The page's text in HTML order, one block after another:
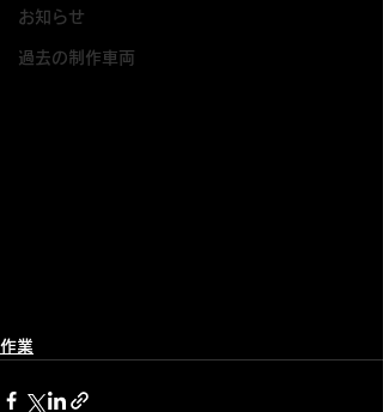
お知らせ
過去の制作車両
作業